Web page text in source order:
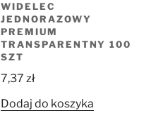
WIDELEC
JEDNORAZOWY
PREMIUM
TRANSPARENTNY 100
SZT
7,37zł
Dodaj do koszyka